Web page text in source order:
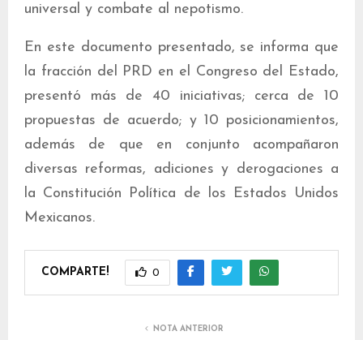
universal y combate al nepotismo.
En este documento presentado, se informa que
la fracción del PRD en el Congreso del Estado,
presentó más de 40 iniciativas; cerca de 10
propuestas de acuerdo; y 10 posicionamientos,
además de que en conjunto acompañaron
diversas reformas, adiciones y derogaciones a
la Constitución Política de los Estados Unidos
Mexicanos.
COMPARTE! 0
NOTA ANTERIOR